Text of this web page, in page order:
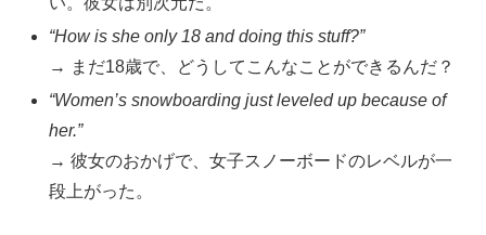
“How is she only 18 and doing this stuff?”
→ まだ18歳で、どうしてこんなことができるんだ？
“Women’s snowboarding just leveled up because of
her.”
→ 彼女のおかげで、女子スノーボードのレベルが一
段上がった。